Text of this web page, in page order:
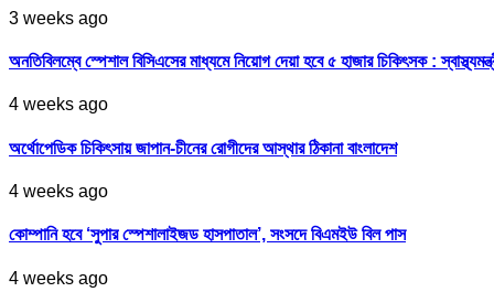
3 weeks ago
অনতিবিলম্বে স্পেশাল বিসিএসের মাধ্যমে নিয়োগ দেয়া হবে ৫ হাজার চিকিৎসক :
4 weeks ago
অর্থোপেডিক চিকিৎসায় জাপান-চীনের রোগীদের আস্থার ঠিকানা বাংলাদেশ
4 weeks ago
কোম্পানি হবে ‘সুপার স্পেশালাইজড হাসপাতাল’, সংসদে বিএমইউ বিল পাস
4 weeks ago